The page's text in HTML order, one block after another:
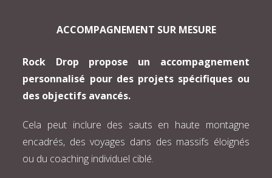
ACCOMPAGNEMENT SUR MESURE
Rock Drop propose un accompagnement
personnalisé pour des projets spécifiques ou
des objectifs avancés.
Cela peut inclure des sauts en haute montagne
encadrés, des voyages dans des massifs éloignés
ou du coaching individuel ciblé.